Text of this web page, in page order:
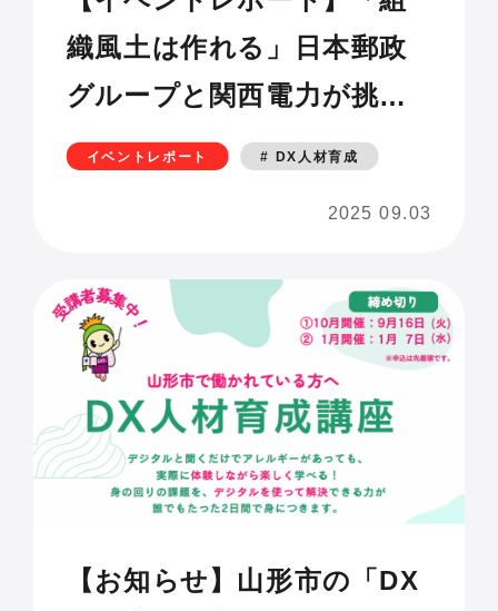
織風土は作れる」日本郵政
グループと関西電力が挑む
組織変革〜AIネイティブ世
イベントレポート # DX人材育成
2025 09.03
【お知らせ】山形市の「DX